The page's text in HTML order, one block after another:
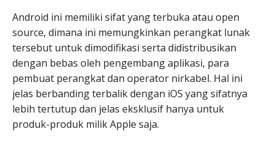
Android ini memiliki sifat yang terbuka atau open
source, dimana ini memungkinkan perangkat lunak
tersebut untuk dimodifikasi serta didistribusikan
dengan bebas oleh pengembang aplikasi, para
pembuat perangkat dan operator nirkabel. Hal ini
jelas berbanding terbalik dengan iOS yang sifatnya
lebih tertutup dan jelas eksklusif hanya untuk
produk-produk milik Apple saja.